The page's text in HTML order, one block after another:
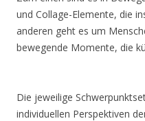
und Collage-Elemente, die
anderen geht es um
bewegende Momente, die
Die jeweilige
individuellen Perspektiven